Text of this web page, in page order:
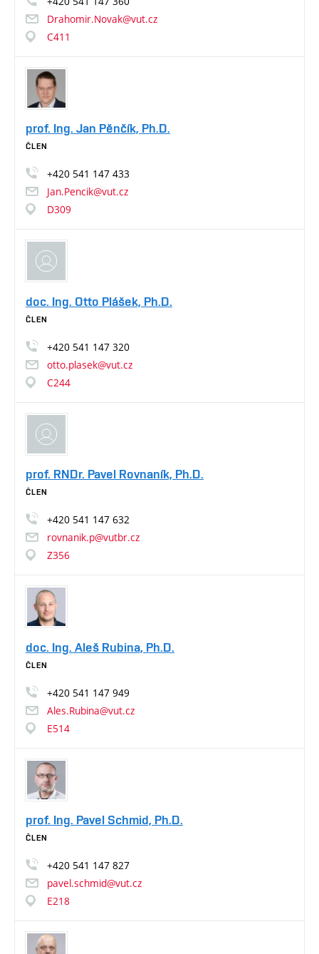
Drahomir.Novak@vut.cz
C411
prof. Ing. Jan Pěnčík, Ph.D.
ČLEN
+420 541 147 433
Jan.Pencik@vut.cz
D309
doc. Ing. Otto Plášek, Ph.D.
ČLEN
+420 541 147 320
otto.plasek@vut.cz
C244
prof. RNDr. Pavel Rovnaník, Ph.D.
ČLEN
+420 541 147 632
rovnanik.p@vutbr.cz
Z356
doc. Ing. Aleš Rubina, Ph.D.
ČLEN
+420 541 147 949
Ales.Rubina@vut.cz
E514
prof. Ing. Pavel Schmid, Ph.D.
ČLEN
+420 541 147 827
pavel.schmid@vut.cz
E218